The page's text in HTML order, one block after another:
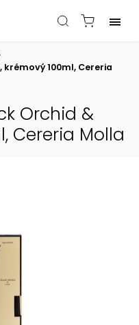
100ml, Cereria
Orchid &
Cereria Molla